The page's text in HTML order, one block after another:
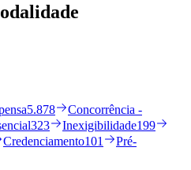
5.878
Concorrência -
323 Inexigibilidade199
Credenciamento101
Pré-